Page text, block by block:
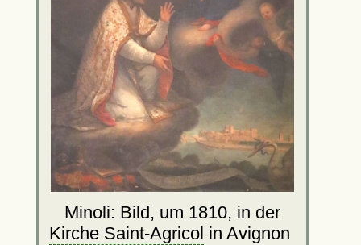
Minoli: Bild, um 1810, in der
Kirche Saint-Agricol in Avignon